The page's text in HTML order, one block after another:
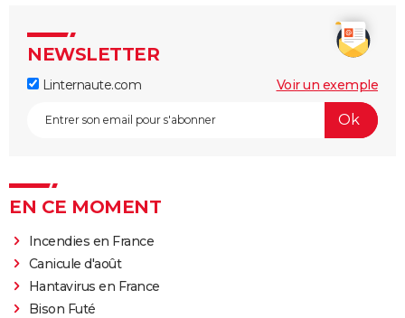
NEWSLETTER
Linternaute.com Voir un exemple
EN CE MOMENT
Incendies en France
Canicule d'août
Hantavirus en France
Bison Futé